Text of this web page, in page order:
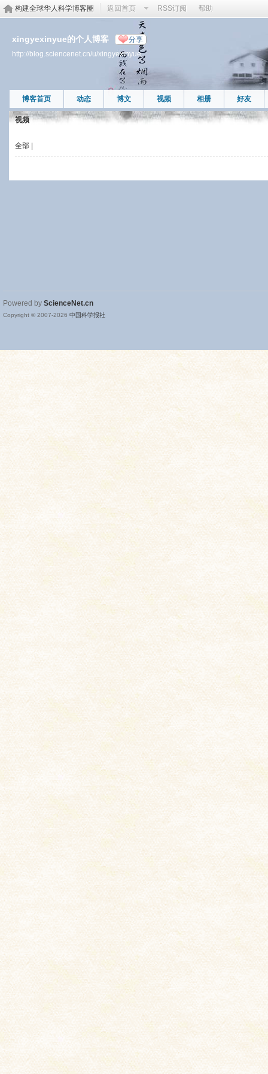
构建全球华人科学博客圈 返回首页 RSS订阅 帮助
xingyexinyue的个人博客 分享
http://blog.sciencenet.cn/u/xingyexinyue
博客首页 动态 博文 视频 相册 好友
视频
全部
Powered by ScienceNet.cn
Copyright © 2007-2026 中国科学报社